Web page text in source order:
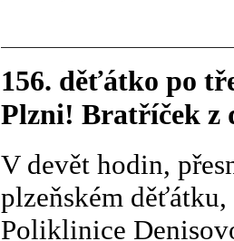
156. děťátko po
Plzni! Bratříček z
V devět hodin,
plzeňském
Poliklinice